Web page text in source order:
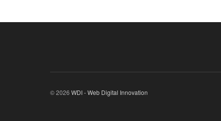
© 2026 WDI - Web Digital Innovation